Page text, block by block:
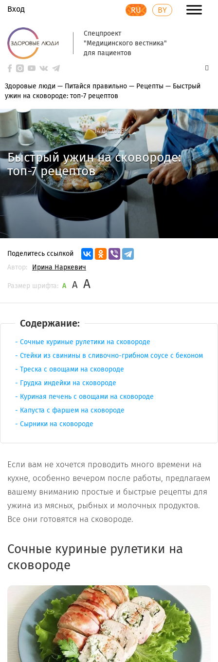
Вход RU BY
Спецпроект
"Медицинского вестника"
для пациентов
Здоровые люди — Питайся правильно — Рецепты — Быстрый
ужин на сковороде: топ-7 рецептов
14.04.2023
14.04.2023
Быстрый ужин на сковороде:
топ-7 рецептов
Поделитесь ссылкой
Автор:
Ирина Наркевич
Размер шрифта: A A A
Содержание:
Сочные куриные рулетики на сковороде
Стейки из свинины в сливочно-грибном соусе с беконом
Треска с овощами на сковороде
Грудка индейки на сковороде
Куриная печень с овощами на сковороде
Капуста с фаршем на сковороде
Сырники на сковороде
Если вам не хочется проводить много времени на
кухне, особенно вечером после работы, предлагаем
вашему вниманию простые и быстрые рецепты для
ужина из мясных, рыбных и молочных продуктов.
Все они готовятся на сковороде.
Сочные куриные рулетики на
сковороде